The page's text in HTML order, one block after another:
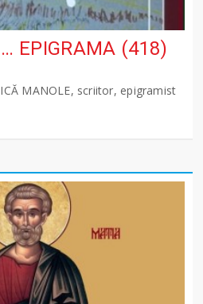
EPIGRAMA (418)
MANOLE, scriitor, epigramist